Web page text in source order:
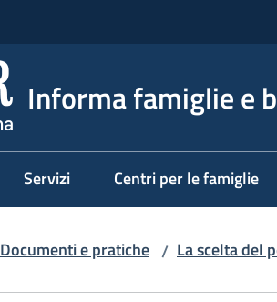
Informa famiglie e
Servizi Centri per le famiglie
Documenti e pratiche / La scelta del